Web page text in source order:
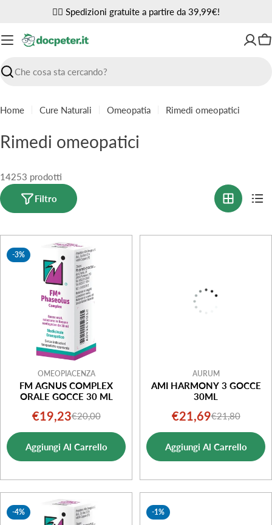
contenuto
✌🏼 Spedizioni gratuite a partire da 39,99€!
Ricerca
Home Cure Naturali Omeopatia Rimedi omeopatici
C
l
l
z
Rimedi omeopatici
14253 prodotti
Filtro
-3%
OMEOPIACENZA
FM AGNUS COMPLEX
ORALE GOCCE 30 ML
Prezzo
di
vendita
€19,23Prezzo
normale
€20,00
Aggiungi Al Carrello
AURUM
AMI HARMONY 3 GOCCE
30ML
Prezzo
di
vendita
€21,69Prezzo
normale
€21,80
Aggiungi Al Carrello
-4% -1%